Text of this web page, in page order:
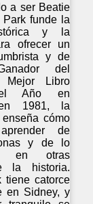
a ser Beatie
Park funde la
y la
ofrecer un
y de
del
Libro
Año en
1981, la
cómo
de
y de lo
en otras
la historia.
tiene catorce
en Sidney, y